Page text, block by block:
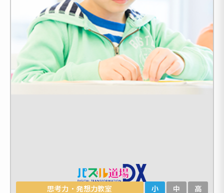
思考力・発想力教室 小 中 高